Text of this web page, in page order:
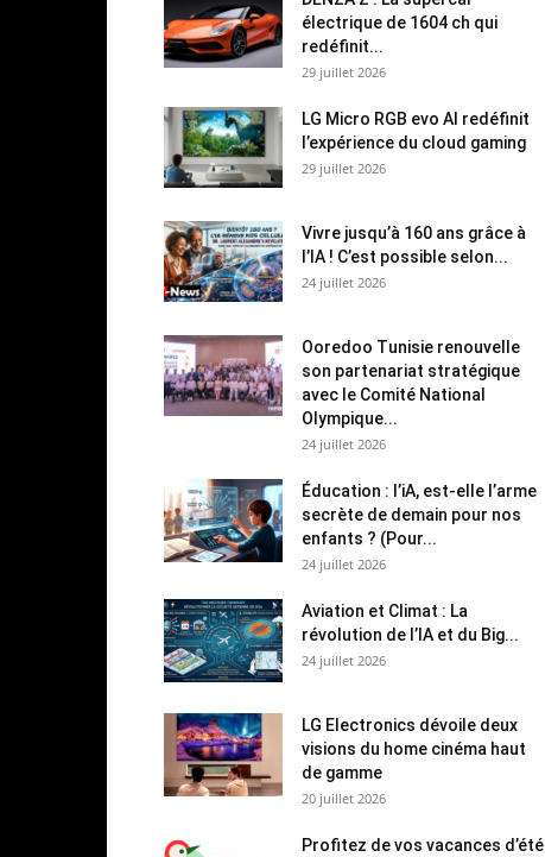
électrique de 1604 ch qui
redéfinit...
29 juillet 2026
LG Micro RGB evo AI redéfinit
l’expérience du cloud gaming
29 juillet 2026
Vivre jusqu’à 160 ans grâce à
l’IA ! C’est possible selon...
24 juillet 2026
Ooredoo Tunisie renouvelle
son partenariat stratégique
avec le Comité National
Olympique...
24 juillet 2026
Éducation : l’iA, est-elle l’arme
secrète de demain pour nos
enfants ? (Pour...
24 juillet 2026
Aviation et Climat : La
révolution de l’IA et du Big...
24 juillet 2026
LG Electronics dévoile deux
visions du home cinéma haut
de gamme
20 juillet 2026
Profitez de vos vacances d’été